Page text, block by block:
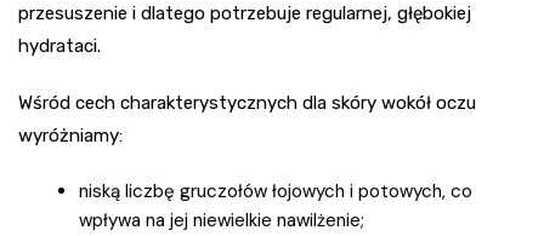
przesuszenie i dlatego potrzebuje regularnej, głębokiej
hydrataci.
Wśród cech charakterystycznych dla skóry wokół oczu
wyróżniamy:
niską liczbę gruczołów łojowych i potowych, co
wpływa na jej niewielkie nawilżenie;